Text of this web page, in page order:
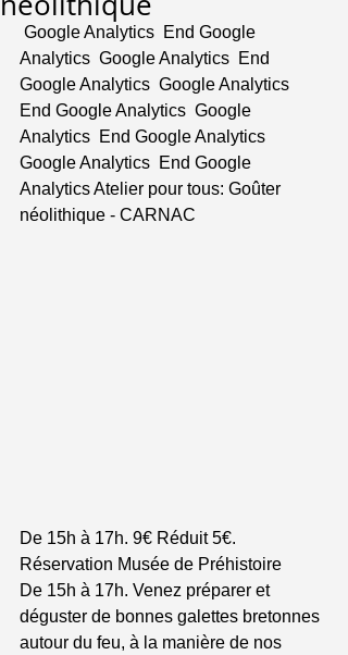
Analytics  Google Analytics  End
Google Analytics  Google Analytics
End Google Analytics  Google
Analytics  End Google Analytics
Google Analytics  End Google
Analytics Atelier pour tous: Goûter
néolithique - CARNAC
De 15h à 17h. 9€ Réduit 5€.
Réservation Musée de Préhistoire
De 15h à 17h. Venez préparer et
déguster de bonnes galettes bretonnes
autour du feu, à la manière de nos